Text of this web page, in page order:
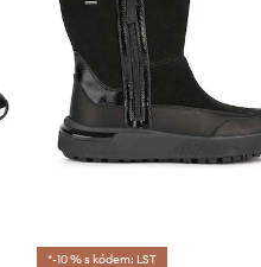
*-10 % s kódem: LST